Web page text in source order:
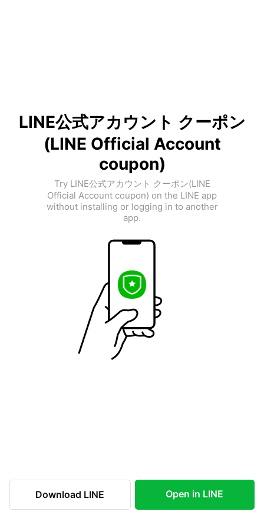
LINE公式アカウント クーポン
(LINE Official Account
coupon)
Try LINE公式アカウント クーポン(LINE
Official Account coupon) on the LINE app
without installing or logging in to another
app.
Download LINE Open in LINE